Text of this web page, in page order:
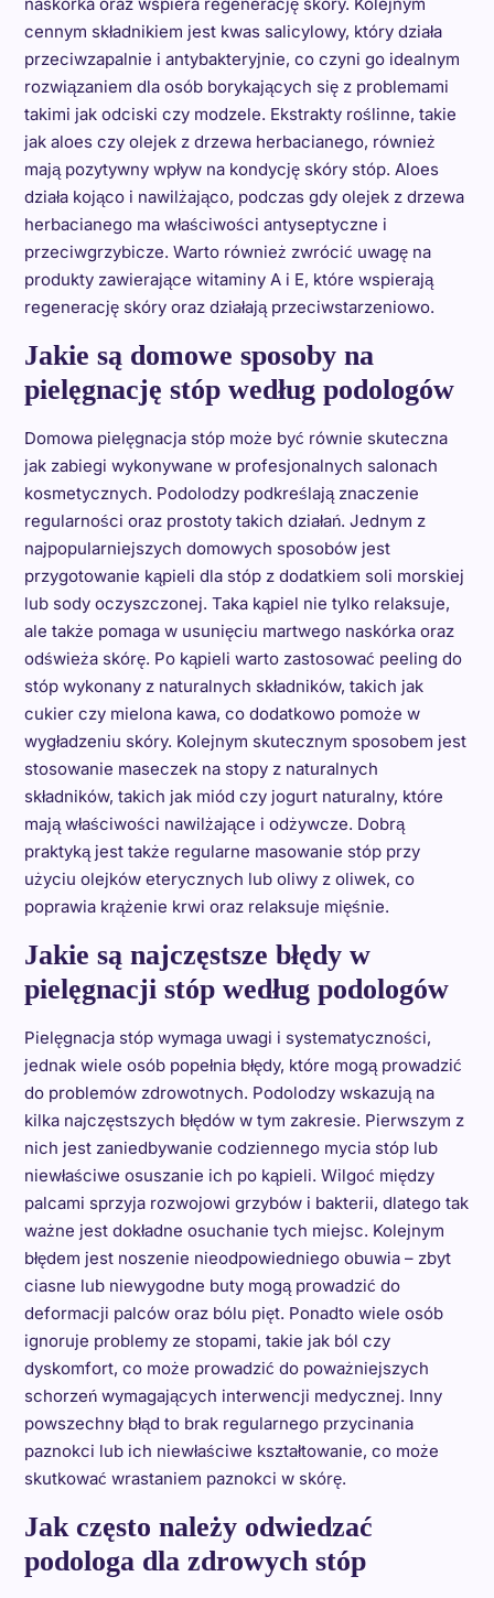
cennym składnikiem jest kwas salicylowy, który działa
przeciwzapalnie i antybakteryjnie, co czyni go idealnym
rozwiązaniem dla osób borykających się z problemami
takimi jak odciski czy modzele. Ekstrakty roślinne, takie
jak aloes czy olejek z drzewa herbacianego, również
mają pozytywny wpływ na kondycję skóry stóp. Aloes
działa kojąco i nawilżająco, podczas gdy olejek z drzewa
herbacianego ma właściwości antyseptyczne i
przeciwgrzybicze. Warto również zwrócić uwagę na
produkty zawierające witaminy A i E, które wspierają
regenerację skóry oraz działają przeciwstarzeniowo.
Jakie są domowe sposoby na
pielęgnację stóp według podologów
Domowa pielęgnacja stóp może być równie skuteczna
jak zabiegi wykonywane w profesjonalnych salonach
kosmetycznych. Podolodzy podkreślają znaczenie
regularności oraz prostoty takich działań. Jednym z
najpopularniejszych domowych sposobów jest
przygotowanie kąpieli dla stóp z dodatkiem soli morskiej
lub sody oczyszczonej. Taka kąpiel nie tylko relaksuje,
ale także pomaga w usunięciu martwego naskórka oraz
odświeża skórę. Po kąpieli warto zastosować peeling do
stóp wykonany z naturalnych składników, takich jak
cukier czy mielona kawa, co dodatkowo pomoże w
wygładzeniu skóry. Kolejnym skutecznym sposobem jest
stosowanie maseczek na stopy z naturalnych
składników, takich jak miód czy jogurt naturalny, które
mają właściwości nawilżające i odżywcze. Dobrą
praktyką jest także regularne masowanie stóp przy
użyciu olejków eterycznych lub oliwy z oliwek, co
poprawia krążenie krwi oraz relaksuje mięśnie.
Jakie są najczęstsze błędy w
pielęgnacji stóp według podologów
Pielęgnacja stóp wymaga uwagi i systematyczności,
jednak wiele osób popełnia błędy, które mogą prowadzić
do problemów zdrowotnych. Podolodzy wskazują na
kilka najczęstszych błędów w tym zakresie. Pierwszym z
nich jest zaniedbywanie codziennego mycia stóp lub
niewłaściwe osuszanie ich po kąpieli. Wilgoć między
palcami sprzyja rozwojowi grzybów i bakterii, dlatego tak
ważne jest dokładne osuchanie tych miejsc. Kolejnym
błędem jest noszenie nieodpowiedniego obuwia – zbyt
ciasne lub niewygodne buty mogą prowadzić do
deformacji palców oraz bólu pięt. Ponadto wiele osób
ignoruje problemy ze stopami, takie jak ból czy
dyskomfort, co może prowadzić do poważniejszych
schorzeń wymagających interwencji medycznej. Inny
powszechny błąd to brak regularnego przycinania
paznokci lub ich niewłaściwe kształtowanie, co może
skutkować wrastaniem paznokci w skórę.
Jak często należy odwiedzać
podologa dla zdrowych stóp